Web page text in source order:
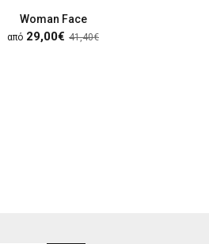
Woman Face
από 29,00€ 41,40€